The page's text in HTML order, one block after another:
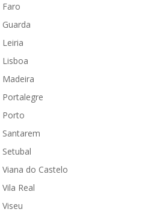
Faro
Porto
do Castelo
Real